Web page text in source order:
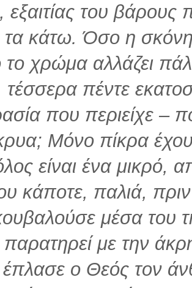
εξαιτίας του βάρους
κάτω. Όσο η σκόνη
το χρώμα αλλάζει
τέσσερα πέντε
που περιείχε –
Μόνο πίκρα
είναι ένα μικρό,
κάποτε, παλιά,
μέσα του
παρατηρεί με την
έπλασε ο Θεός τον